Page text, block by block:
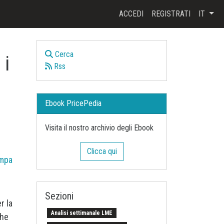
ACCEDI REGISTRATI IT
i
la
Cerca
Rss
Ebook PricePedia
Visita il nostro archivio degli Ebook
Clicca qui
Sezioni
Analisi settimanale LME